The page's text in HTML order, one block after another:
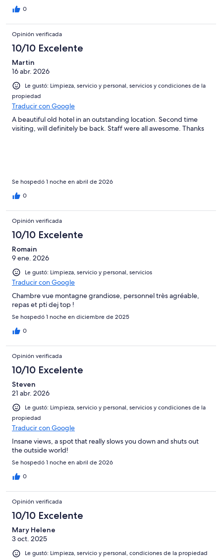
0
Opinión verificada
10/10 Excelente
Martin
16 abr. 2026
Le gustó: Limpieza, servicio y personal, servicios y condiciones de la
propiedad
Traducir con Google
A beautiful old hotel in an outstanding location. Second time
visiting, will definitely be back. Staff were all awesome. Thanks
Se hospedó 1 noche en abril de 2026
0
Opinión verificada
10/10 Excelente
Romain
9 ene. 2026
Le gustó: Limpieza, servicio y personal, servicios
Traducir con Google
Chambre vue montagne grandiose, personnel très agréable,
repas et pti dej top !
Se hospedó 1 noche en diciembre de 2025
0
Opinión verificada
10/10 Excelente
Steven
21 abr. 2026
Le gustó: Limpieza, servicio y personal, servicios y condiciones de la
propiedad
Traducir con Google
Insane views, a spot that really slows you down and shuts out
the outside world!
Se hospedó 1 noche en abril de 2026
0
Opinión verificada
10/10 Excelente
Mary Helene
3 oct. 2025
Le gustó: Limpieza, servicio y personal, condiciones de la propiedad